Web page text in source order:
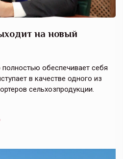
на новый
обеспечивает себя
в качестве одного из
сельхозпродукции.